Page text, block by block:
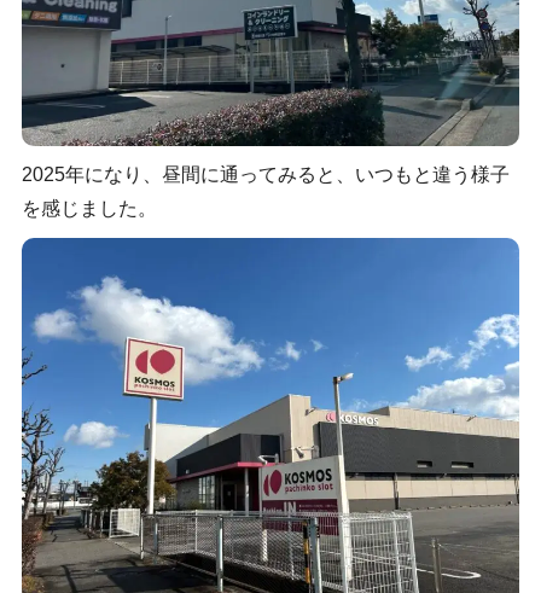
2025年になり、昼間に通ってみると、いつもと違う様子
を感じました。